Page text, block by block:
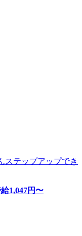
ステップアップでき
給1,047円〜